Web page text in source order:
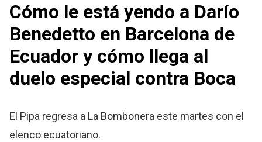
Cómo le está yendo a Darío
Benedetto en Barcelona de
Ecuador y cómo llega al
duelo especial contra Boca
El Pipa regresa a La Bombonera este martes con el
elenco ecuatoriano.